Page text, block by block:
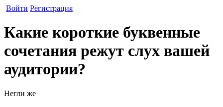
Войти Регистрация
Какие короткие буквенные
сочетания режут слух вашей
аудитории?
Негли же